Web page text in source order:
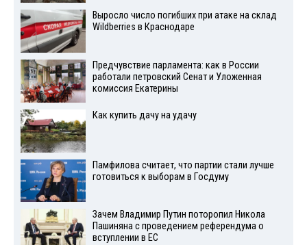
Выросло число погибших при атаке на склад
Wildberries в Краснодаре
Предчувствие парламента: как в России
работали петровский Сенат и Уложенная
комиссия Екатерины
Как купить дачу на удачу
Памфилова считает, что партии стали лучше
готовиться к выборам в Госдуму
Зачем Владимир Путин поторопил Никола
Пашиняна с проведением референдума о
вступлении в ЕС